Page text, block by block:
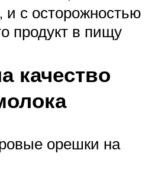
с осторожностью
продукт в пищу
качество
орешки на